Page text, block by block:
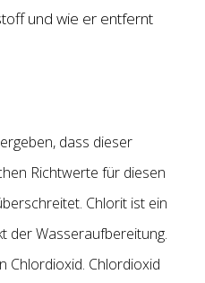
und wie er entfernt
dass dieser
Richtwerte für diesen
Chlorit ist ein
der Wasseraufbereitung.
Chlordioxid. Chlordioxid